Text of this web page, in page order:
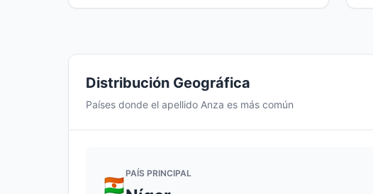
Distribución Geográfica
Países donde el apellido Anza es más común
PAÍS PRINCIPAL